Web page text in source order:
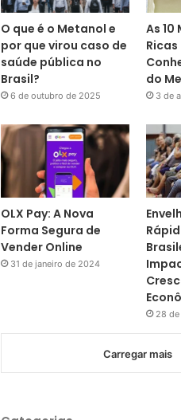
O que é o Metanol e
por que virou caso de
saúde pública no
Brasil?
6 de outubro de 2025
As 10
do
3 de
OLX Pay: A Nova
Forma Segura de
Vender Online
31 de janeiro de 2024
28
Carregar mais